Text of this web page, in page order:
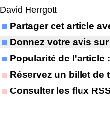
David Herrgott
Partager cet article
Donnez votre avis
Popularité de l'article
Réservez un billet de
Consulter les flux